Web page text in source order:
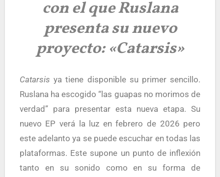
con el que Ruslana
presenta su nuevo
proyecto: «Catarsis»
Catarsis ya tiene disponible su primer sencillo.
Ruslana ha escogido “las guapas no morimos de
verdad” para presentar esta nueva etapa. Su
nuevo EP verá la luz en febrero de 2026 pero
este adelanto ya se puede escuchar en todas las
plataformas. Este supone un punto de inflexión
tanto en su sonido como en su forma de